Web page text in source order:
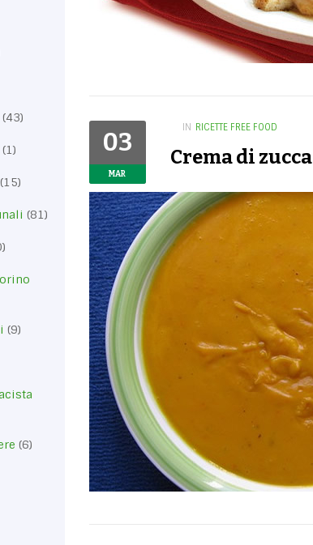
(43)
(1)
(15)
(81)
(9)
(6)
03
MAR
IN RICETTE FREE FOOD
Crema di zucca